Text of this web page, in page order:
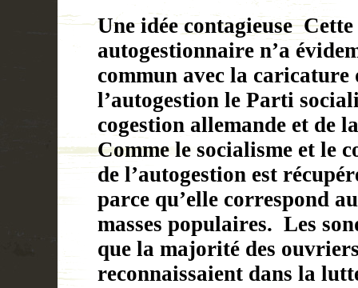
Une idée contagieuse
autogestionnaire n’a
commun avec la caricature
l’autogestion le Parti
cogestion allemande et de
Comme le socialisme et le
de l’autogestion est
parce qu’elle correspond
masses populaires. Les
que la majorité des
reconnaissaient dans la